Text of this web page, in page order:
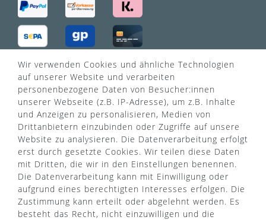
VERSANDART
Wir verwenden Cookies und ähnliche Technologien
auf unserer Website und verarbeiten
personenbezogene Daten von Besucher:innen
unserer Webseite (z.B. IP-Adresse), um z.B. Inhalte
und Anzeigen zu personalisieren, Medien von
Drittanbietern einzubinden oder Zugriffe auf unsere
Website zu analysieren. Die Datenverarbeitung erfolgt
erst durch gesetzte Cookies. Wir teilen diese Daten
mit Dritten, die wir in den Einstellungen benennen.
Die Datenverarbeitung kann mit Einwilligung oder
aufgrund eines berechtigten Interesses erfolgen. Die
Zustimmung kann erteilt oder abgelehnt werden. Es
besteht das Recht, nicht einzuwilligen und die